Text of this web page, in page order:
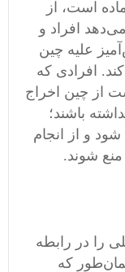
اجرا کرد. این مقررات شامل ۲۰ ماده است، از
افراد و
علیه چین
افرادی که
از چین اخراج
باشند؛
و از انجام
شوند.
را در رابطه
که